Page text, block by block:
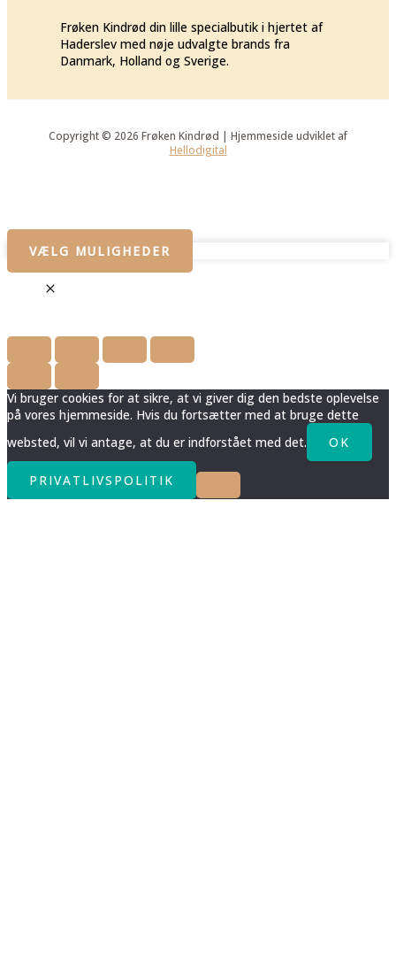
Frøken Kindrød din lille specialbutik i hjertet af
Haderslev med nøje udvalgte brands fra
Danmark, Holland og Sverige.
Copyright © 2026 Frøken Kindrød | Hjemmeside udviklet af
Hellodigital
VÆLG MULIGHEDER
Vi bruger cookies for at sikre, at vi giver dig den bedste oplevelse
på vores hjemmeside. Hvis du fortsætter med at bruge dette
websted, vil vi antage, at du er indforstået med det.
OK
PRIVATLIVSPOLITIK